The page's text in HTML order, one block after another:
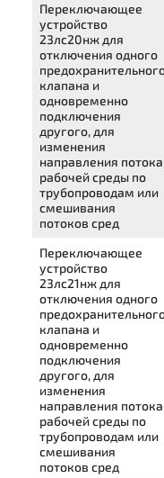
Переключающее
устройство
23лс20нж для
отключения одного
клапана и
одновременно
подключения
другого, для
изменения
направления потока
рабочей среды по
трубопроводам или
смешивания
потоков сред
Переключающее
устройство
23лс21нж для
отключения одного
клапана и
одновременно
подключения
другого, для
изменения
направления потока
рабочей среды по
трубопроводам или
смешивания
потоков сред